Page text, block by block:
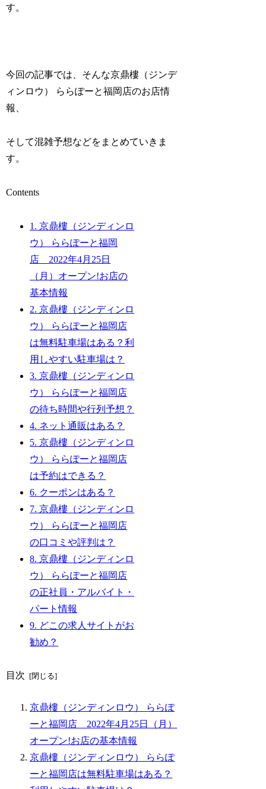
す。
今回の記事では、そんな京鼎樓（ジンデ
ィンロウ） ららぽーと福岡店のお店情
報、
そして混雑予想などをまとめていきま
す。
Contents
1. 京鼎樓（ジンディンロ
ウ） ららぽーと福岡
店 2022年4月25日
（月）オープン!お店の
基本情報
2. 京鼎樓（ジンディンロ
ウ） ららぽーと福岡店
は無料駐車場はある？利
用しやすい駐車場は？
3. 京鼎樓（ジンディンロ
ウ） ららぽーと福岡店
の待ち時間や行列予想？
4. ネット通販はある？
5. 京鼎樓（ジンディンロ
ウ） ららぽーと福岡店
は予約はできる？
6. クーポンはある？
7. 京鼎樓（ジンディンロ
ウ） ららぽーと福岡店
の口コミや評判は？
8. 京鼎樓（ジンディンロ
ウ） ららぽーと福岡店
の正社員・アルバイト・
パート情報
9. どこの求人サイトがお
勧め？
目次
京鼎樓（ジンディンロウ） ららぽ
ーと福岡店 2022年4月25日（月）
オープン!お店の基本情報
京鼎樓（ジンディンロウ） ららぽ
ーと福岡店は無料駐車場はある？